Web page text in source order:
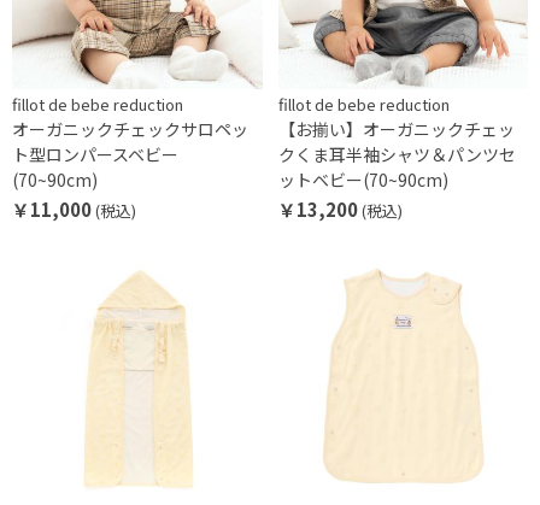
fillot de bebe reduction
オーガニックチェックサロペッ
ト型ロンパースベビー
(70~90cm)
￥11,000(税込)
fillot de bebe reduction
【お揃い】オーガニックチェッ
クくま耳半袖シャツ＆パンツセ
ットベビー(70~90cm)
￥13,200(税込)